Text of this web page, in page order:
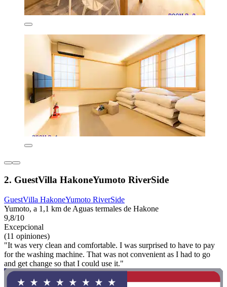
2. GuestVilla HakoneYumoto RiverSide
GuestVilla HakoneYumoto RiverSide
Yumoto, a 1,1 km de Aguas termales de Hakone
9,8/10
Excepcional
(11 opiniones)
"It was very clean and comfortable. I was surprised to have to pay
for the washing machine. That was not convenient as I had to go
and get change so that I could use it."